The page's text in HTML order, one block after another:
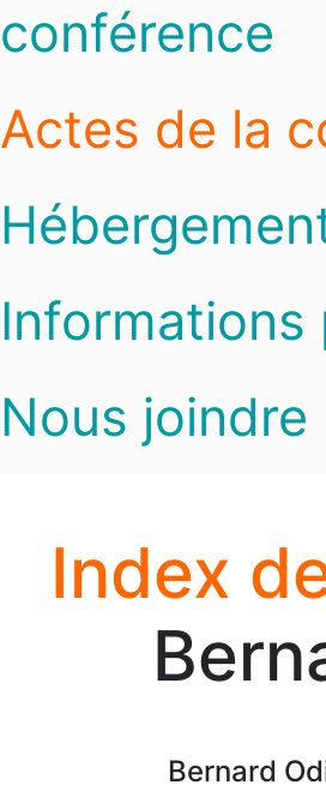
conférence
Actes de la
Informations
Nous joindre
Index
Bernard